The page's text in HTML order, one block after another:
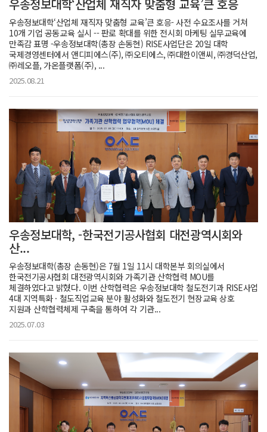
우송정보대학‘산업체 재직자 맞춤형 교육’큰 호응
우송정보대학‘산업체 재직자 맞춤형 교육’큰 호응- 사전 수요조사를 거쳐
10개 기업 공동교육 실시 -- 판로 확대를 위한 전시회 마케팅 실무교육에
만족감 표명 -우송정보대학(총장 손동현) RISE사업단은 20일 대학
국제경영센터에서 앤디피에스(주), ㈜오티에스, ㈜대한이앤씨, ㈜경덕산업,
㈜레오플, 가온플랫폼(주), ...
2025.08.21
우송정보대학, -한국전기공사협회 대전광역시회와
산...
우송정보대학(총장 손동현)은 7월 1일 11시 대학본부 회의실에서
한국전기공사협회 대전광역시회와 가족기관 산학협력 MOU를
체결하였다고 밝혔다. 이번 산학협력은 우송정보대학 철도전기과 RISE사업
4대 지역특화 · 철도직업교육 분야 활성화와 철도전기 현장교육 상호
지원과 산학협력체제 구축을 통하여 각 기관...
2025.07.03